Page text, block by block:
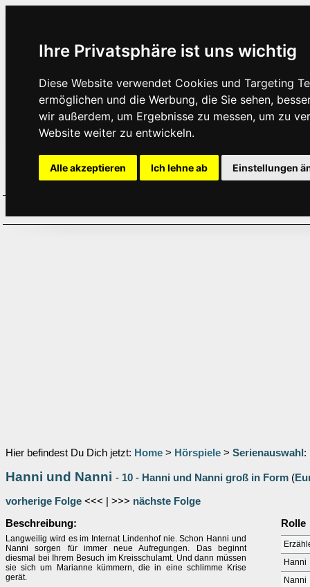
Ihre Privatsphäre ist uns wichtig
Diese Website verwendet Cookies und Targeting
ermöglichen und die Werbung, die Sie sehen,
wir außerdem, um Ergebnisse zu messen, um zu
Website weiter zu entwickeln.
Alle akzeptieren Ich lehne ab Einstellungen
Hier befindest Du Dich jetzt: Home > Hörspiele > Serienauswahl :
Hanni und Nanni - 10 - Hanni und Nanni groß in Form (
vorherige Folge <<< | >>> nächste Folge
Beschreibung:
Langweilig wird es im Internat Lindenhof nie. Schon Hanni und
Nanni sorgen für immer neue Aufregungen. Das beginnt
diesmal bei Ihrem Besuch im Kreisschulamt. Und dann müssen
sie sich um Marianne kümmern, die in eine schlimme Krise
gerät.
Rolle
Hanni
Nanni